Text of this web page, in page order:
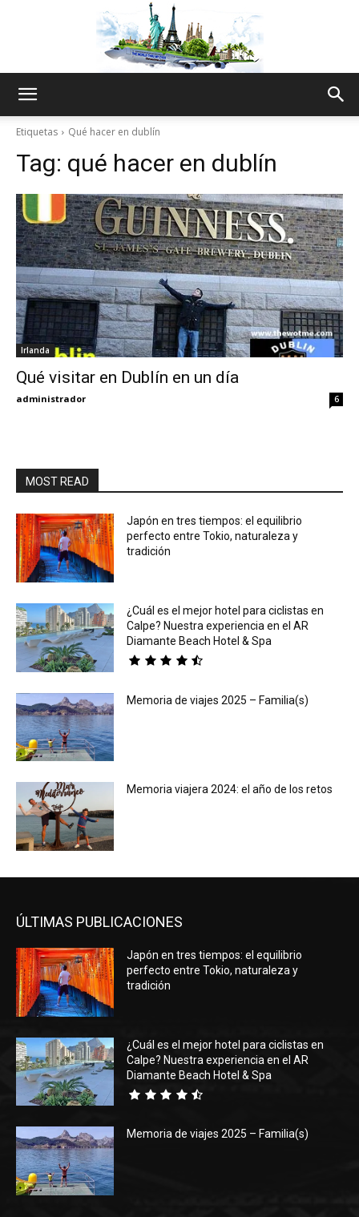
Thru
My
Etiquetas Qué hacer en dublín
Tag: qué hacer en dublín
Irlanda
Qué visitar en Dublín en un día
administrador 6
MOST READ
Japón en tres tiempos: el equilibrio
perfecto entre Tokio, naturaleza y
tradición
¿Cuál es el mejor hotel para ciclistas en
Calpe? Nuestra experiencia en el AR
Diamante Beach Hotel & Spa
Memoria de viajes 2025 – Familia(s)
Memoria viajera 2024: el año de los retos
ÚLTIMAS PUBLICACIONES
Japón en tres tiempos: el equilibrio
perfecto entre Tokio, naturaleza y
tradición
¿Cuál es el mejor hotel para ciclistas en
Calpe? Nuestra experiencia en el AR
Diamante Beach Hotel & Spa
Memoria de viajes 2025 – Familia(s)